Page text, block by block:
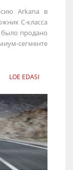
Arkana в
C-класса
продано
сегменте
LOE EDASI